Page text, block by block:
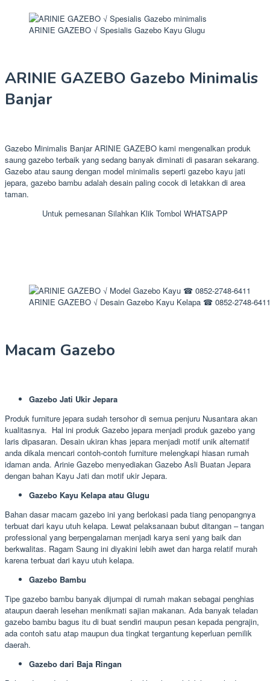
ARINIE GAZEBO √ Spesialis Gazebo Kayu Glugu
ARINIE GAZEBO Gazebo Minimalis
Banjar
Gazebo Minimalis Banjar ARINIE GAZEBO kami mengenalkan produk
saung gazebo terbaik yang sedang banyak diminati di pasaran sekarang.
Gazebo atau saung dengan model minimalis seperti gazebo kayu jati
jepara, gazebo bambu adalah desain paling cocok di letakkan di area
taman.
Untuk pemesanan Silahkan Klik Tombol WHATSAPP
ARINIE GAZEBO √ Desain Gazebo Kayu Kelapa ☎ 0852-2748-6411
Macam Gazebo
Gazebo Jati Ukir Jepara
Produk furniture jepara sudah tersohor di semua penjuru Nusantara akan
kualitasnya. Hal ini produk Gazebo jepara menjadi produk gazebo yang
laris dipasaran. Desain ukiran khas jepara menjadi motif unik alternatif
anda dikala mencari contoh-contoh furniture melengkapi hiasan rumah
idaman anda. Arinie Gazebo menyediakan Gazebo Asli Buatan Jepara
dengan bahan Kayu Jati dan motif ukir Jepara.
Gazebo Kayu Kelapa atau Glugu
Bahan dasar macam gazebo ini yang berlokasi pada tiang penopangnya
terbuat dari kayu utuh kelapa. Lewat pelaksanaan bubut ditangan – tangan
professional yang berpengalaman menjadi karya seni yang baik dan
berkwalitas. Ragam Saung ini diyakini lebih awet dan harga relatif murah
karena terbuat dari kayu utuh kelapa.
Gazebo Bambu
Tipe gazebo bambu banyak dijumpai di rumah makan sebagai penghias
ataupun daerah lesehan menikmati sajian makanan. Ada banyak teladan
gazebo bambu bagus itu di buat sendiri maupun pesan kepada pengrajin,
ada contoh satu atap maupun dua tingkat tergantung keperluan pemilik
daerah.
Gazebo dari Baja Ringan